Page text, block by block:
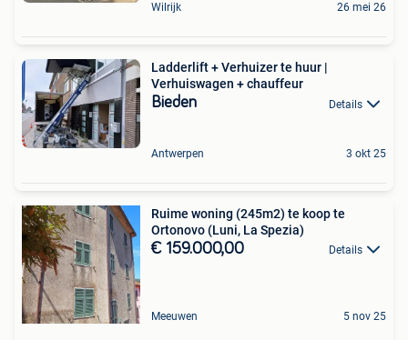
Wilrijk 26 mei 26
Ladderlift + Verhuizer te huur |
Verhuiswagen + chauffeur
Bieden Details
Antwerpen 3 okt 25
Ruime woning (245m2) te koop te
Ortonovo (Luni, La Spezia)
€ 159.000,00 Details
Meeuwen 5 nov 25